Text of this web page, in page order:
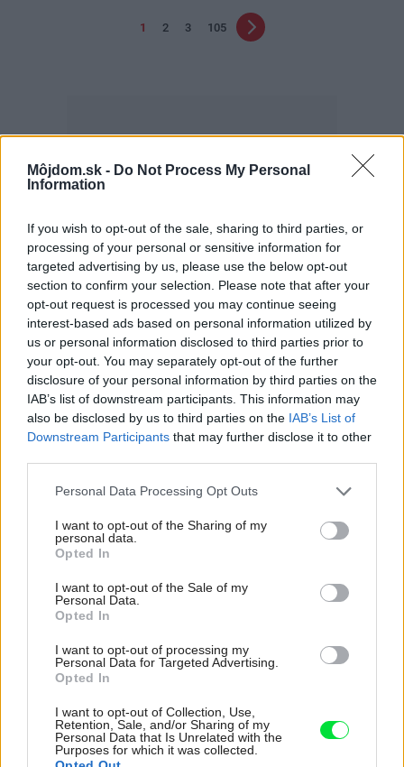
Môjdom.sk - Do Not Process My Personal
Information
If you wish to opt-out of the sale, sharing to third parties, or
processing of your personal or sensitive information for
targeted advertising by us, please use the below opt-out
section to confirm your selection. Please note that after your
opt-out request is processed you may continue seeing
interest-based ads based on personal information utilized by
us or personal information disclosed to third parties prior to
your opt-out. You may separately opt-out of the further
disclosure of your personal information by third parties on the
IAB’s list of downstream participants. This information may
also be disclosed by us to third parties on the IAB’s List of
Downstream Participants that may further disclose it to other
Please note that this website/app uses one or more Google
not limited to your visit or usage behaviour. You may click to
grant or deny consent to Google and its third-party tags to
use your data for below specified purposes in below Google
consent section.
Personal Data Processing Opt Outs
I want to opt-out of the Sharing of my
personal data.
Opted In
I want to opt-out of the Sale of my
Personal Data.
Opted In
I want to opt-out of processing my
Personal Data for Targeted Advertising.
Opted In
I want to opt-out of Collection, Use,
Retention, Sale, and/or Sharing of my
Personal Data that Is Unrelated with the
Purposes for which it was collected.
1 2 3 105
Deti odrástli, rodičia majú bývanie presne podľa
seba. V novom dome je všetko pre ich život i
návštevy vnúčat
Žije pri lese, chová sliepky a uspáva ju rieka.
Miestni remeselníci vytvorili bývanie, ktoré vyzerá
ako malý raj
Pridajte túto surovinu do prania, obliečky budú
hladšie a pevnejšie. Starý trik z hotelov poznali už
naše babičky
4 domáce triky, ako otvoriť fľašu vína aj bez
vývrtky. Stačí pár vecí, ktoré už máte doma
K bytu ladili aj škáry v obklade. Majitelia zbúrali
stereotyp, bývanie vyzerá ako z filmov svojského
stačil jeden prvok | Môjdom.sk
My napríklad labky utierame hneď pri dverách a doma pred dvere
používame tyčový ETA Terier…